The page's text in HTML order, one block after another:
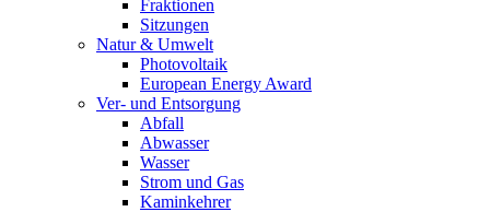
Fraktionen
Sitzungen
Natur & Umwelt
Photovoltaik
European Energy Award
Ver- und Entsorgung
Abfall
Abwasser
Wasser
Strom und Gas
Kaminkehrer